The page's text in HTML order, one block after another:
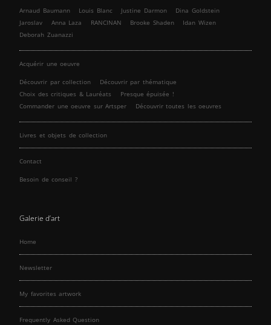
Arnaud Baumann Louis Blanc Justine Darmon
Dina Goldstein
Jaroslav
Anna Laza RANCINAN Brooke Shaden
Idan Wizen
Deborah Zuanazzi
Acquérir une oeuvre
Découvrir par collection
Découvrir par thématique
Choix des critiques & Lauréats
Presque épuisée !
Commander une oeuvre sur Artsper
Découvrir toutes les oeuvres
Livres et objets de collection
Contact
Besoin de conseil ?
Galerie d’art
Home
Newsletter
My favorites artwork
Frequently Asked Question